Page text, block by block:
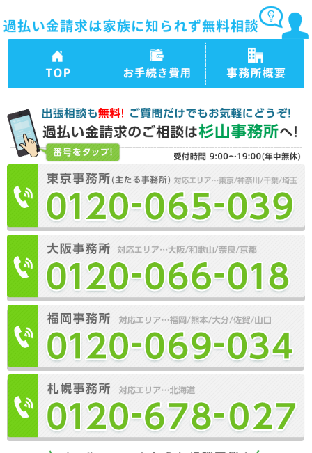
事務所の過払い金
請求、債務整理の
手続き費用・料金
事務所 事務所概
要